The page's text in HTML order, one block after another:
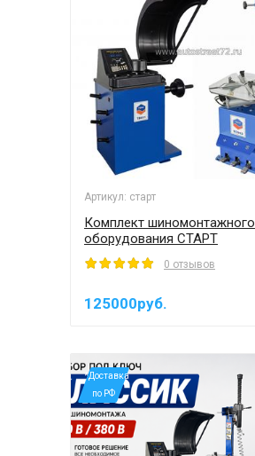
Артикул: старт
Комплект шиномонтажного
оборудования СТАРТ
0 отзывов
125000руб.
*Доставка
по РФ